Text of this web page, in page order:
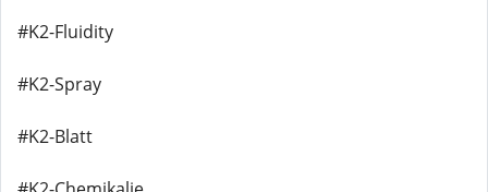
#K2-Fluidity
#K2-Spray
#K2-Blatt